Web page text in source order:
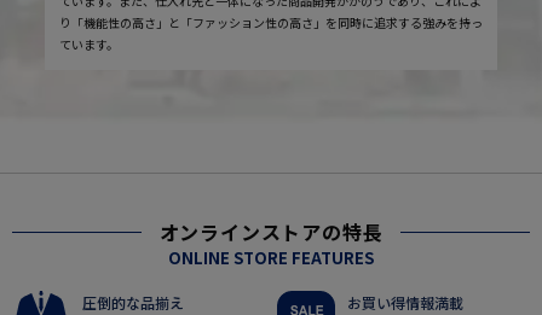
り「機能性の高さ」と「ファッション性の高さ」を同時に追求する強みを持っ
ています。
オンラインストアの特長
ONLINE STORE FEATURES
圧倒的な品揃え お買い得情報満載